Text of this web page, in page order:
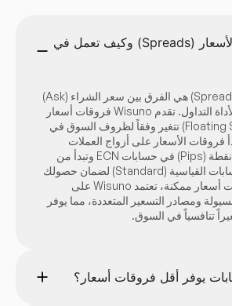
ما هي فروقات الأسعار (Spreads) وكيف تعمل في
فروقات الأسعار (Spread) هي الفرق بين سعر الشراء (Ask)
وسعر البيع (Bid) لأداة التداول. تقدم Wisuno فروقات أسعار
متغيرة (Floating Spreads) تتغير وفقاً لظروف السوق في
فروقات الأسعار على أزواج العملات
الرئيسية من 0.0 نقطة (Pips) في حسابات ECN وتبدأ من
1.2 نقطة في الحسابات القياسية (Standard) لضمان حصولك
على أضيق فروقات أسعار ممكنة، تعتمد Wisuno على
ومصادر التسعير المتعددة، مما يوفر
تنافسياً في السوق.
يوفر أقل فروقات أسعار؟